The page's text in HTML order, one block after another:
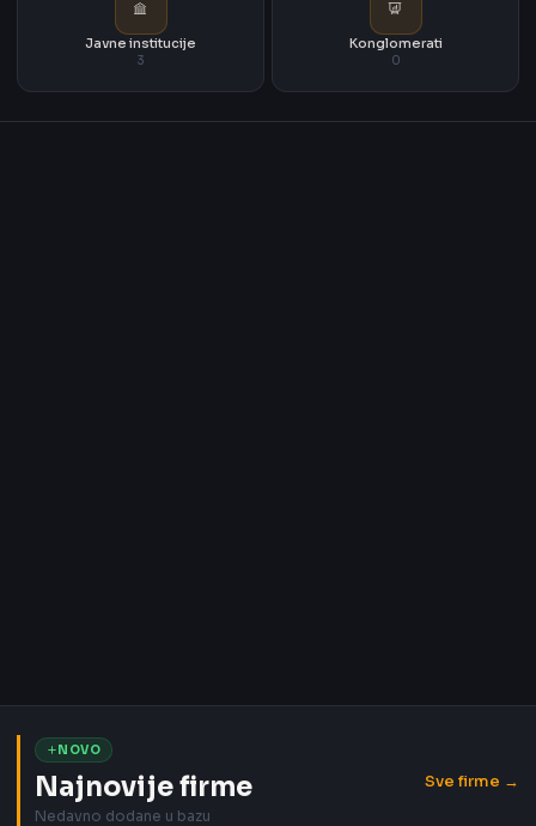
Javne institucije
3
Konglomerati
0
NOVO
Najnovije firme
Nedavno dodane u bazu
Sve firme →